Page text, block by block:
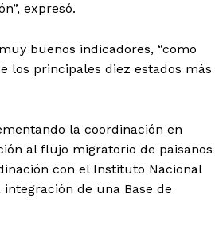
expresó.
buenos indicadores, “como
los principales diez estados más
la coordinación en
al flujo migratorio de paisanos
con el Instituto Nacional
de una Base de